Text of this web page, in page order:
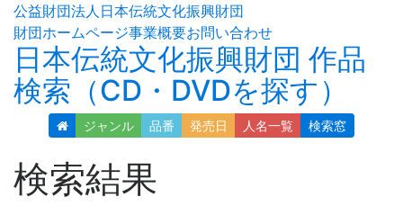
公益財団法人日本伝統文化振興財団
財団ホームページ事業概要お問い合わせ
日本伝統文化振興財団 作品
検索（CD・DVDを探す）
ジャンル 品番 発売日 人名一覧 検索窓
検索結果